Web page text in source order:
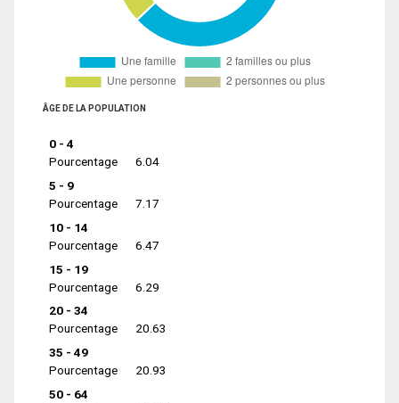
ÂGE DE LA POPULATION
0 - 4
Pourcentage
6.04
5 - 9
Pourcentage
7.17
10 - 14
Pourcentage
6.47
15 - 19
Pourcentage
6.29
20 - 34
Pourcentage
20.63
35 - 49
Pourcentage
20.93
50 - 64